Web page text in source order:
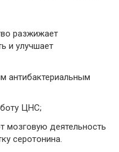
разжижает
и улучшает
антибактериальным
ЦНС;
мозговую деятельность
серотонина.